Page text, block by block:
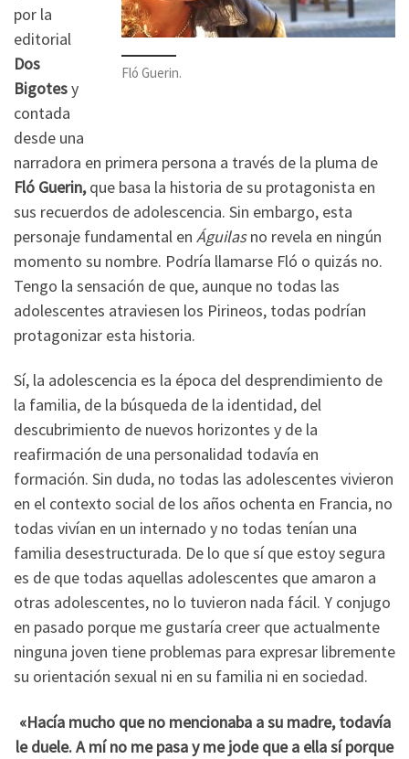
Fló Guerin.
por la
editorial
Dos
Bigotesy
contada
desde una
narradora en primera persona a través de la pluma de
Fló Guerin,que basa la historia de su protagonista en
sus recuerdos de adolescencia. Sin embargo, esta
personaje fundamental en Águilasno revela en ningún
momento su nombre. Podría llamarse Fló o quizás no.
Tengo la sensación de que, aunque no todas las
adolescentes atraviesen los Pirineos, todas podrían
protagonizar esta historia.
Sí, la adolescencia es la época del desprendimiento de
la familia, de la búsqueda de la identidad, del
descubrimiento de nuevos horizontes y de la
reafirmación de una personalidad todavía en
formación. Sin duda, no todas las adolescentes vivieron
en el contexto social de los años ochenta en Francia, no
todas vivían en un internado y no todas tenían una
familia desestructurada. De lo que sí que estoy segura
es de que todas aquellas adolescentes que amaron a
otras adolescentes, no lo tuvieron nada fácil. Y conjugo
en pasado porque me gustaría creer que actualmente
ninguna joven tiene problemas para expresar libremente
su orientación sexual ni en su familia ni en sociedad.
«Hacía mucho que no mencionaba a su madre, todavía
le duele. A mí no me pasa y me jode que a ella sí porque